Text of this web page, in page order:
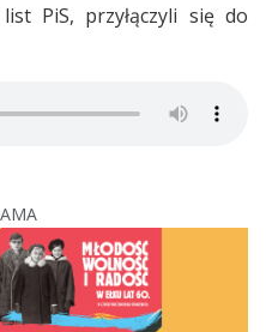
PiS, przyłączyli się do